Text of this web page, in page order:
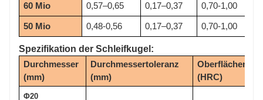
60 Mio 0,57–0,65 0,17–0,37 0,70-1,00
50 Mio 0,48-0,56 0,17–0,37 0,70-1,00
Spezifikation der Schleifkugel:
Durchmesser
(mm)
Durchmessertoleranz
(mm)
(HRC)
Φ20